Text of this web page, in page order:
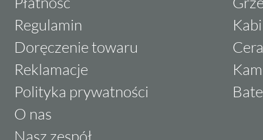
Regulamin
Doręczenie towaru
Reklamacje
Polityka prywatności
O nas
Nasz zespół